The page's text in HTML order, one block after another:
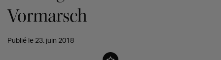
Vormarsch
Publié le 23. juin 2018